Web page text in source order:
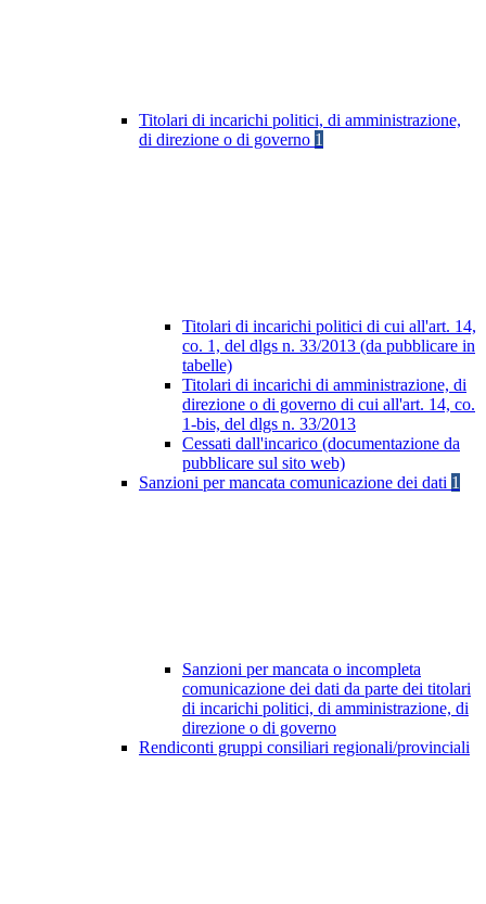
Titolari di incarichi politici, di amministrazione,
di direzione o di governo 1
Titolari di incarichi politici di cui all'art. 14,
co. 1, del dlgs n. 33/2013 (da pubblicare in
tabelle)
Titolari di incarichi di amministrazione, di
direzione o di governo di cui all'art. 14, co.
1-bis, del dlgs n. 33/2013
Cessati dall'incarico (documentazione da
pubblicare sul sito web)
Sanzioni per mancata comunicazione dei dati 1
Sanzioni per mancata o incompleta
comunicazione dei dati da parte dei titolari
di incarichi politici, di amministrazione, di
direzione o di governo
Rendiconti gruppi consiliari regionali/provinciali